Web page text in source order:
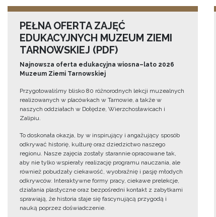
PEŁNA OFERTA ZAJĘĆ
EDUKACYJNYCH MUZEUM ZIEMI
TARNOWSKIEJ (PDF)
Najnowsza oferta edukacyjna wiosna–lato 2026
Muzeum Ziemi Tarnowskiej
Przygotowaliśmy blisko 80 różnorodnych lekcji muzealnych
realizowanych w placówkach w Tarnowie, a także w
naszych oddziałach w Dołędze, Wierzchosławicach i
Zalipiu.
To doskonała okazja, by w inspirujący i angażujący sposób
odkrywać historię, kulturę oraz dziedzictwo naszego
regionu. Nasze zajęcia zostały starannie opracowane tak,
aby nie tylko wspierały realizację programu nauczania, ale
również pobudzały ciekawość, wyobraźnię i pasję młodych
odkrywców. Interaktywne formy pracy, ciekawe prelekcje,
działania plastyczne oraz bezpośredni kontakt z zabytkami
sprawiają, że historia staje się fascynującą przygodą i
nauką poprzez doświadczenie.